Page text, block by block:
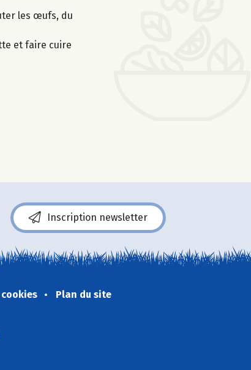
les œufs, du
et faire cuire
Inscription newsletter
Plan du site